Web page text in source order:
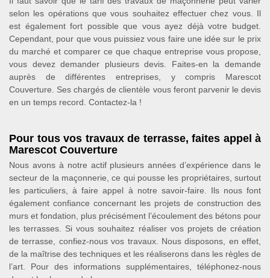
selon les opérations que vous souhaitez effectuer chez vous. Il
est également fort possible que vous ayez déjà votre budget.
Cependant, pour que vous puissiez vous faire une idée sur le prix
du marché et comparer ce que chaque entreprise vous propose,
vous devez demander plusieurs devis. Faites-en la demande
auprès de différentes entreprises, y compris Marescot
Couverture. Ses chargés de clientèle vous feront parvenir le devis
en un temps record. Contactez-la !
Pour tous vos travaux de terrasse, faites appel à
Marescot Couverture
Nous avons à notre actif plusieurs années d’expérience dans le
secteur de la maçonnerie, ce qui pousse les propriétaires, surtout
les particuliers, à faire appel à notre savoir-faire. Ils nous font
également confiance concernant les projets de construction des
murs et fondation, plus précisément l’écoulement des bétons pour
les terrasses. Si vous souhaitez réaliser vos projets de création
de terrasse, confiez-nous vos travaux. Nous disposons, en effet,
de la maîtrise des techniques et les réaliserons dans les règles de
l’art. Pour des informations supplémentaires, téléphonez-nous